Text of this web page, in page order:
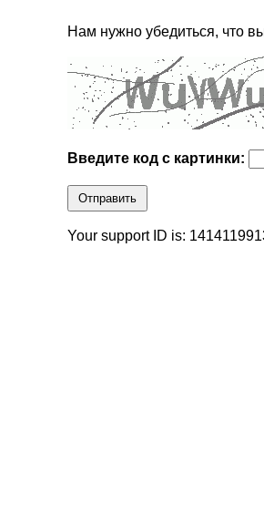
Нам нужно убедиться, что
Введите код с картинки:
Отправить
Your support ID is: